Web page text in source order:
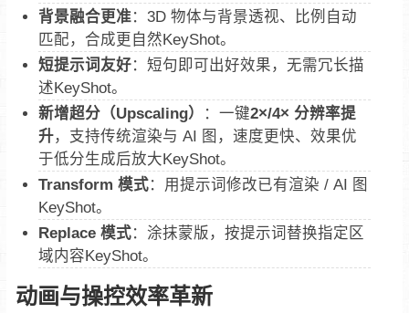
背景融合更准 ：3D 物体与背景透视、比例自动
匹配，合成更自然KeyShot。
短提示词友好：短句即可出好效果，无需冗长描
述KeyShot。
新增超分（Upscaling）
：一键2×/4× 分辨率提
升，支持传统渲染与 AI 图，速度更快、效果优
于低分生成后放大KeyShot。
Transform 模式：用提示词修改已有渲染 / AI 图
KeyShot。
Replace 模式：涂抹蒙版，按提示词替换指定区
域内容KeyShot。
动画与操控效率革新